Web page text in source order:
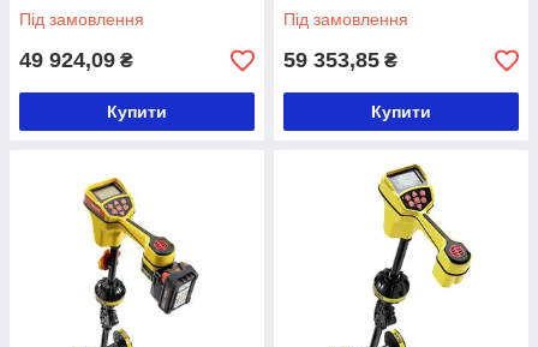
Під замовлення
49 924,09 ₴
Купити
Під замовлення
59 353,85 ₴
Купити